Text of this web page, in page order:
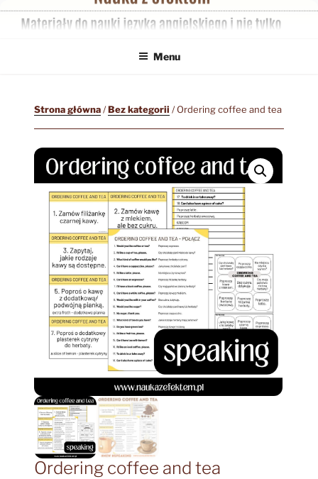
Przejdź
Menu
Strona główna/Bez kategorii / Ordering coffee and tea
Ordering coffee and tea